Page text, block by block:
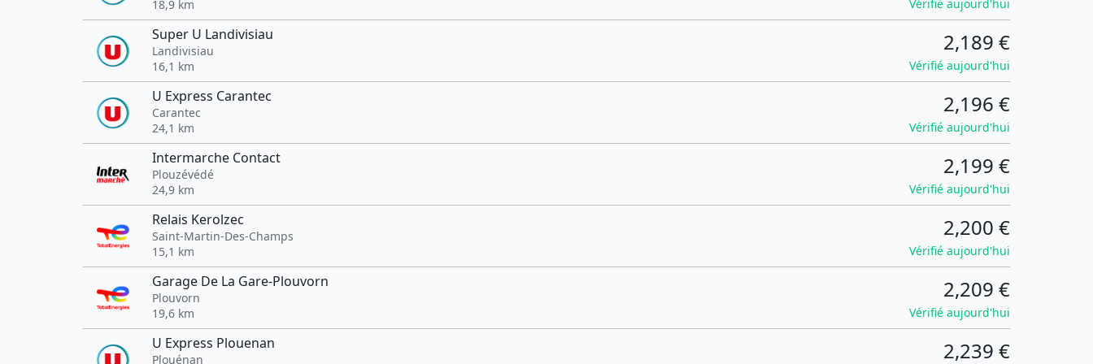
18,9 km Vérifié aujourd'hui
Super U Landivisiau
Landivisiau
16,1 km
2,189 €
Vérifié aujourd'hui
U Express Carantec
Carantec
24,1 km
2,196 €
Vérifié aujourd'hui
Intermarche Contact
Plouzévédé
24,9 km
2,199 €
Vérifié aujourd'hui
Relais Kerolzec
Saint-Martin-Des-Champs
15,1 km
2,200 €
Vérifié aujourd'hui
Garage De La Gare-Plouvorn
Plouvorn
19,6 km
2,209 €
Vérifié aujourd'hui
U Express Plouenan
Plouénan 2,239 €